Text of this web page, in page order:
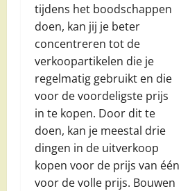
tijdens het boodschappen
doen, kan jij je beter
concentreren tot de
verkoopartikelen die je
regelmatig gebruikt en die
voor de voordeligste prijs
in te kopen. Door dit te
doen, kan je meestal drie
dingen in de uitverkoop
kopen voor de prijs van één
voor de volle prijs. Bouwen